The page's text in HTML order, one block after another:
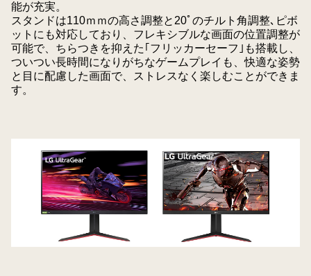
能が充実。
スタンドは110ｍｍの高さ調整と20ﾟのチルト角調整､ピボ
ットにも対応しており、フレキシブルな画面の位置調整が
可能で、ちらつきを抑えた｢フリッカーセーフ｣も搭載し、
ついつい長時間になりがちなゲームプレイも、快適な姿勢
と目に配慮した画面で、ストレスなく楽しむことができま
す。